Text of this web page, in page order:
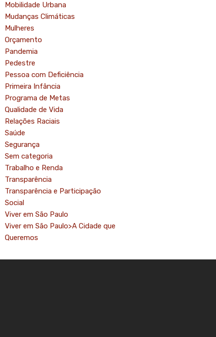
Mobilidade Urbana
Mudanças Climáticas
Mulheres
Orçamento
Pandemia
Pedestre
Pessoa com Deficiência
Primeira Infância
Programa de Metas
Qualidade de Vida
Relações Raciais
Saúde
Segurança
Sem categoria
Trabalho e Renda
Transparência
Transparência e Participação
Social
Viver em São Paulo
Viver em São Paulo>A Cidade que
Queremos